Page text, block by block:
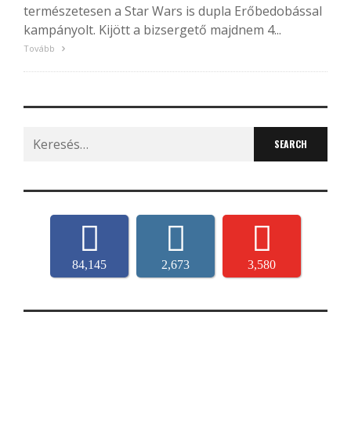
természetesen a Star Wars is dupla Erőbedobással
kampányolt. Kijött a bizsergető majdnem 4...
Tovább
Search
for:
84,145 2,673 3,580